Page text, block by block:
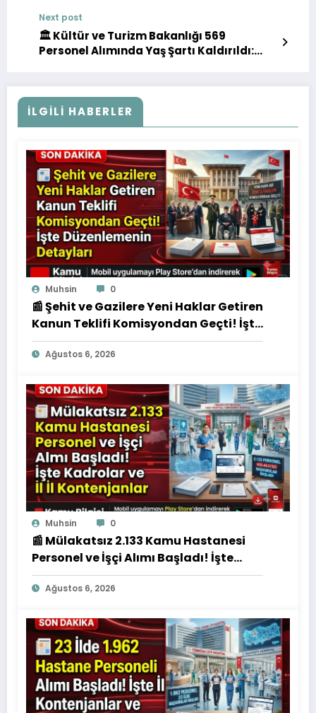
Next post
🏛️ Kültür ve Turizm Bakanlığı 569
Personel Alımında Yaş Şartı Kaldırıldı:
İLGILI HABERLER
Muhsin 0
📰 Şehit ve Gazilere Yeni Haklar Getiren
Kanun Teklifi Komisyondan Geçti! İşte
Düzenlemenin Detayları
Ağustos 6, 2026
Muhsin 0
📰 Mülakatsız 2.133 Kamu Hastanesi
Personel ve İşçi Alımı Başladı! İşte
Kadrolar ve İl İl Kontenjanlar
Ağustos 6, 2026